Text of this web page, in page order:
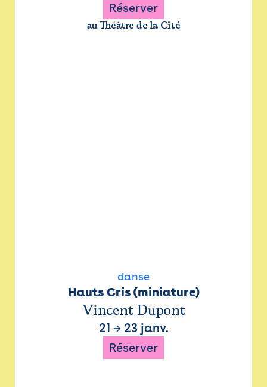
Réserver
au Théâtre de la Cité
danse
Hauts Cris (miniature)
Vincent Dupont
21 → 23 janv.
Réserver